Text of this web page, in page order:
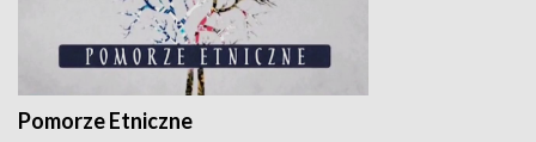
Pomorze Etniczne